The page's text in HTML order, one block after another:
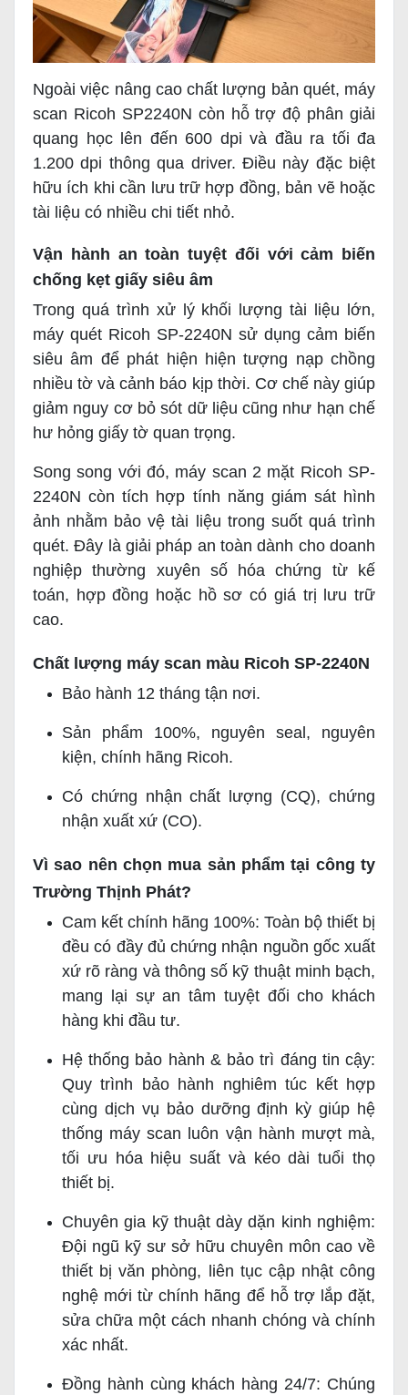
Ngoài việc nâng cao chất lượng bản quét, máy
scan Ricoh SP2240N còn hỗ trợ độ phân giải
quang học lên đến 600 dpi và đầu ra tối đa
1.200 dpi thông qua driver. Điều này đặc biệt
hữu ích khi cần lưu trữ hợp đồng, bản vẽ hoặc
tài liệu có nhiều chi tiết nhỏ.
Vận hành an toàn tuyệt đối với cảm biến
chống kẹt giấy siêu âm
Trong quá trình xử lý khối lượng tài liệu lớn,
máy quét Ricoh SP-2240N sử dụng cảm biến
siêu âm để phát hiện hiện tượng nạp chồng
nhiều tờ và cảnh báo kịp thời. Cơ chế này giúp
giảm nguy cơ bỏ sót dữ liệu cũng như hạn chế
hư hỏng giấy tờ quan trọng.
Song song với đó, máy scan 2 mặt Ricoh SP-
2240N còn tích hợp tính năng giám sát hình
ảnh nhằm bảo vệ tài liệu trong suốt quá trình
quét. Đây là giải pháp an toàn dành cho doanh
nghiệp thường xuyên số hóa chứng từ kế
toán, hợp đồng hoặc hồ sơ có giá trị lưu trữ
cao.
Chất lượng máy scan màu Ricoh SP-2240N
Bảo hành 12 tháng tận nơi.
Sản phẩm 100%, nguyên seal, nguyên
kiện, chính hãng Ricoh.
Có chứng nhận chất lượng (CQ), chứng
nhận xuất xứ (CO).
Vì sao nên chọn mua sản phẩm tại công ty
Trường Thịnh Phát?
Cam kết chính hãng 100%: Toàn bộ thiết bị
đều có đầy đủ chứng nhận nguồn gốc xuất
xứ rõ ràng và thông số kỹ thuật minh bạch,
mang lại sự an tâm tuyệt đối cho khách
hàng khi đầu tư.
Hệ thống bảo hành & bảo trì đáng tin cậy:
Quy trình bảo hành nghiêm túc kết hợp
cùng dịch vụ bảo dưỡng định kỳ giúp hệ
thống máy scan luôn vận hành mượt mà,
tối ưu hóa hiệu suất và kéo dài tuổi thọ
thiết bị.
Chuyên gia kỹ thuật dày dặn kinh nghiệm:
Đội ngũ kỹ sư sở hữu chuyên môn cao về
thiết bị văn phòng, liên tục cập nhật công
nghệ mới từ chính hãng để hỗ trợ lắp đặt,
sửa chữa một cách nhanh chóng và chính
xác nhất.
Đồng hành cùng khách hàng 24/7: Chúng